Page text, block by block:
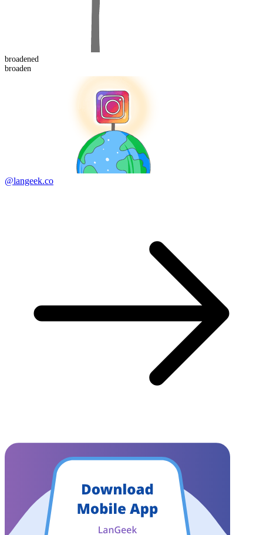
broadened
broaden
@langeek.co